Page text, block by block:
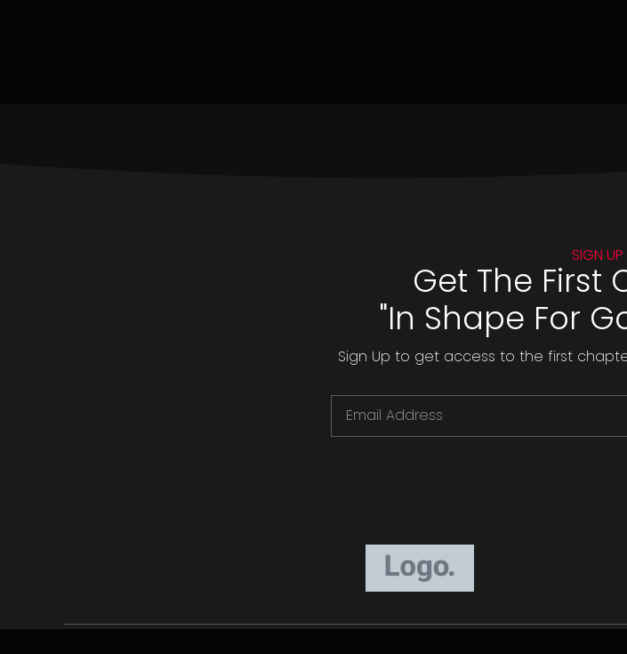
SIGN UP
Get The First
"In Shape For
Sign Up to get access to the first